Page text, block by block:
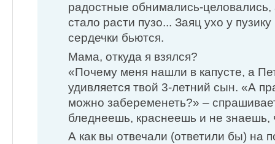
радостные обнимались-целовались,
стало расти пузо... Заяц ухо у
сердечки бьются.
Мама, откуда я взялся?
«Почему меня нашли в капусте, а
удивляется твой 3-летний сын. «А
можно забеременеть?» –
бледнеешь, краснеешь и не знаешь,
А как вы отвечали (ответили бы) на